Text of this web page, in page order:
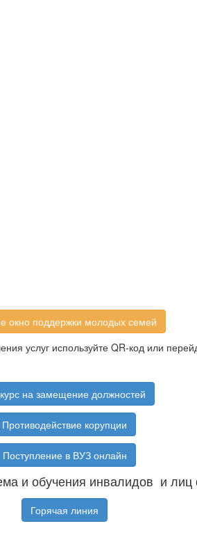
окно поддержки молодых семей
услуг используйте QR-код или
на замещение должностей
Противодействие корупции
Поступление в ВУЗ онлайн
и обучения инвалидов и лиц
Горячая линия